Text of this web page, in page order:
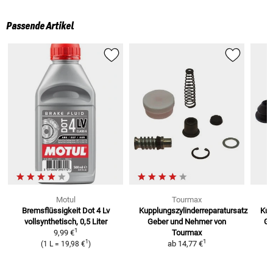
Passende Artikel
Motul
Bremsflüssigkeit Dot 4 Lv
vollsynthetisch, 0,5 Liter
9,99 €1
(1 L = 19,98 €1 )
Tourmax
Kupplungszylinderreparatursatz
Geber und Nehmer von
Tourmax
ab 14,77 €1